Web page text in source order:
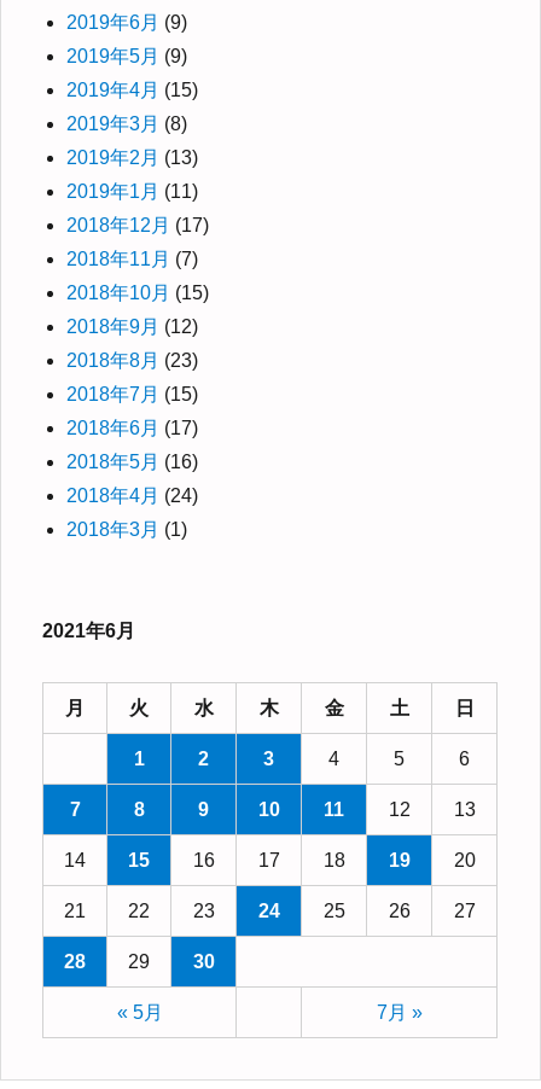
2019年6月 (9)
2019年5月 (9)
2019年4月 (15)
2019年3月 (8)
2019年2月 (13)
2019年1月 (11)
2018年12月 (17)
2018年11月 (7)
2018年10月 (15)
2018年9月 (12)
2018年8月 (23)
2018年7月 (15)
2018年6月 (17)
2018年5月 (16)
2018年4月 (24)
2018年3月 (1)
2021年6月
月 火 水 木 金 土 日
« 5月 7月 »
1 2 3 4 5 6
7 8 9 10 11 12 13
14 15 16 17 18 19 20
21 22 23 24 25 26 27
28 29 30